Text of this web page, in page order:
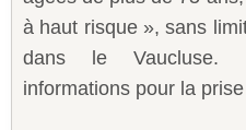
à haut risque », sans
dans le Vaucluse.
informations pour la